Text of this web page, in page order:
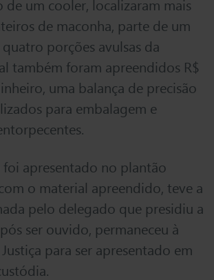
um cooler, localizaram mais
de maconha, parte de um
porções avulsas da
também foram apreendidos R$
uma balança de precisão
para embalagem e
apresentado no plantão
o material apreendido, teve a
pelo delegado que presidiu a
ser ouvido, permaneceu à
para ser apresentado em